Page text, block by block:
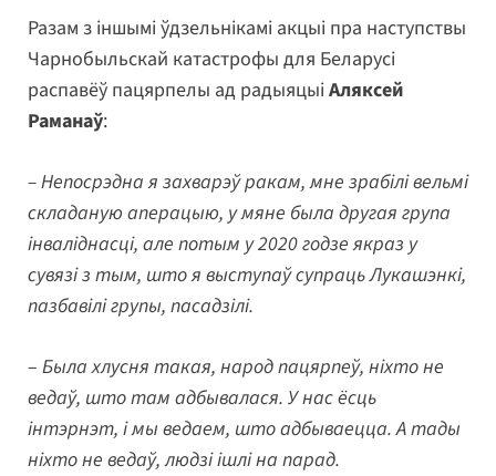
Разам з іншымі ўдзельнікамі акцыі пра наступствы
Чарнобыльскай катастрофы для Беларусі
распавёў пацярпелы ад радыяцыіАляксей
Раманаў:
– Непосрэдна я захварэў ракам, мне зрабілі вельмі
складаную аперацыю, у мяне была другая група
інваліднасці, але потым у 2020 годзе якраз у
сувязі з тым, што я выступаў супраць Лукашэнкі,
пазбавілі групы, пасадзілі.
– Была хлусня такая, народ пацярпеў, ніхто не
ведаў, што там адбывалася. У нас ёсць
інтэрнэт, і мы ведаем, што адбываецца. А тады
ніхто не ведаў, людзі ішлі на парад.